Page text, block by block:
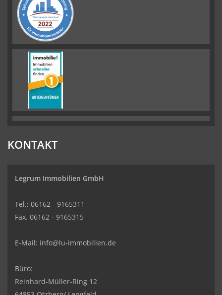
KONTAKT
Legrum Immobilien GmbH
Tel.: 06162 - 9165311
Fax. 06162 - 9165315
E-Mail: info@lu-immobilien.de
Büro:
Reinhard-Müller-Ring 12